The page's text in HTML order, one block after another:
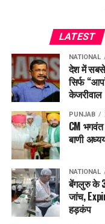
LATEST
NATIONAL
देश में
सिर्फ
केजरीवाल
PUNJAB
CM
बाणी
NATIONAL
बेंगलुरु के
जांच,
हड़कंप